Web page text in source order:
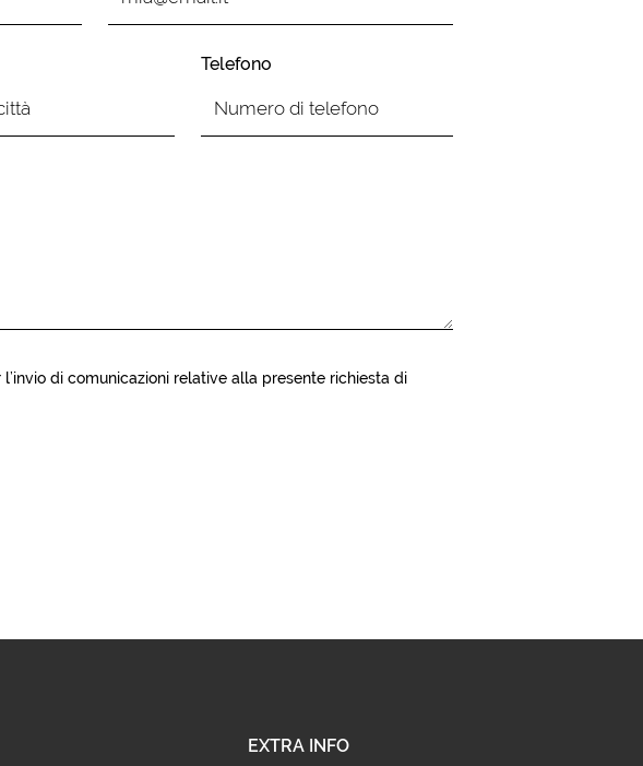
Telefono
di comunicazioni relative alla presente richiesta di
EXTRA INFO